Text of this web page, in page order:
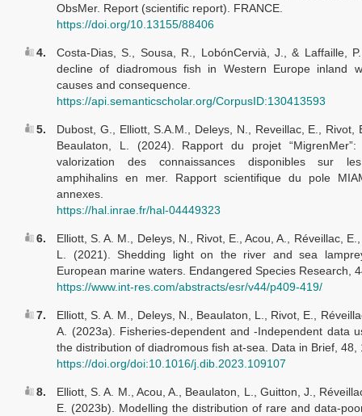
ObsMer. Report (scientific report). FRANCE.
https://doi.org/10.13155/88406
4.
Costa-Dias, S., Sousa, R., LobónCervià, J., & Laffaille,
decline of diadromous fish in Western Europe inland
causes and consequence.
https://api.semanticscholar.org/CorpusID:130413593
5.
Dubost, G., Elliott, S.A.M., Deleys, N., Reveillac, E., Rivot,
Beaulaton, L. (2024). Rapport du projet
valorization des connaissances disponibles sur
amphihalins en mer. Rapport scientifique du pole
annexes.
https://hal.inrae.fr/hal-04449323
6.
Elliott, S. A. M., Deleys, N., Rivot, E., Acou, A., Réveillac,
L. (2021). Shedding light on the river and sea
European marine waters. Endangered Species Research,
https://www.int-res.com/abstracts/esr/v44/p409-419/
7.
Elliott, S. A. M., Deleys, N., Beaulaton, L., Rivot, E.,
A. (2023a). Fisheries-dependent and -Independent data
the distribution of diadromous fish at-sea. Data in Brief, 48,
https://doi.org/doi:10.1016/j.dib.2023.109107
8.
Elliott, S. A. M., Acou, A., Beaulaton, L., Guitton, J.,
E. (2023b). Modelling the distribution of rare and data-